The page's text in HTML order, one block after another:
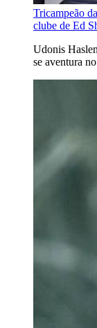
Tricampeão
clube de Ed
Udonis
se aventura